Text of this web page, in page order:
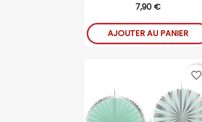
7,90 €
AJOUTER AU PANIER
favorite_border